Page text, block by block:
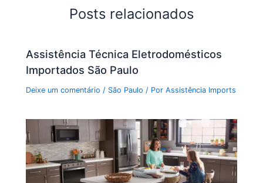
Posts relacionados
Assistência Técnica Eletrodomésticos
Importados São Paulo
Deixe um comentário / São Paulo / PorAssistência Imports